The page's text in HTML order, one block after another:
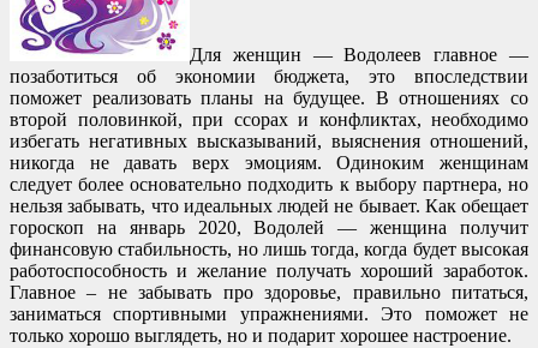
Для женщин — Водолеев главное —
позаботиться об экономии бюджета, это впоследствии
поможет реализовать планы на будущее. В отношениях со
второй половинкой, при ссорах и конфликтах, необходимо
избегать негативных высказываний, выяснения отношений,
никогда не давать верх эмоциям. Одиноким женщинам
следует более основательно подходить к выбору партнера, но
нельзя забывать, что идеальных людей не бывает. Как обещает
гороскоп на январь 2020, Водолей — женщина получит
финансовую стабильность, но лишь тогда, когда будет высокая
работоспособность и желание получать хороший заработок.
Главное – не забывать про здоровье, правильно питаться,
заниматься спортивными упражнениями. Это поможет не
только хорошо выглядеть, но и подарит хорошее настроение.